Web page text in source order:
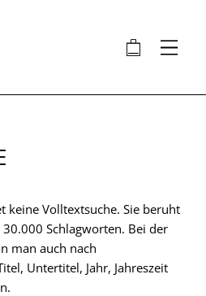
🛍 ⋮
keine Volltextsuche. Sie beruht
Schlagworten. Bei der
man auch nach
Untertitel, Jahr, Jahreszeit